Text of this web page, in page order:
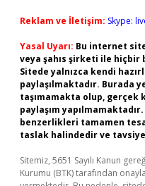
Reklam ve İletişim: Skype:
Yasal Uyarı: Bu internet
veya şahıs şirketi ile hiçbir
Sitede yalnızca kendi
paylaşılmaktadır. Burada
taşımamakta olup, gerçek
paylaşım
benzerlikleri tamamen
taslak halindedir ve
Sitemiz, 5651 Sayılı Kanun
Kurumu (BTK) tarafından